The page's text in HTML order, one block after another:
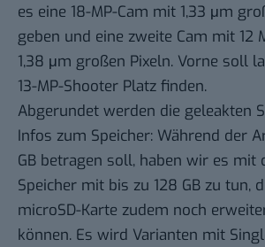
es eine 18-MP-Cam mit 1,33 μm
geben und eine zweite Cam mit 12
1,38 μm großen Pixeln. Vorne soll
13-MP-Shooter Platz finden.
Abgerundet werden die geleakten
Infos zum Speicher: Während der
GB betragen soll, haben wir es mit
Speicher mit bis zu 128 GB zu tun,
microSD-Karte zudem noch
können. Es wird Varianten mit